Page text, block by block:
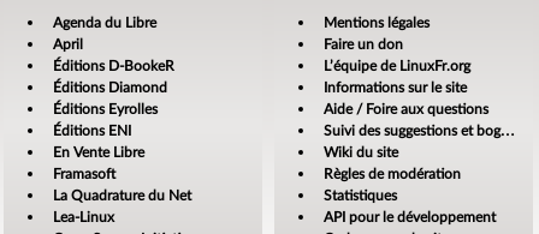
Agenda du Libre
April
Éditions D-BookeR
Éditions Diamond
Éditions Eyrolles
Éditions ENI
En Vente Libre
Framasoft
La Quadrature du Net
Lea-Linux
Mentions légales
Faire un don
L’équipe de LinuxFr.org
Informations sur le site
Aide / Foire aux questions
Suivi des suggestions et bogues
Wiki du site
Règles de modération
Statistiques
API pour le développement